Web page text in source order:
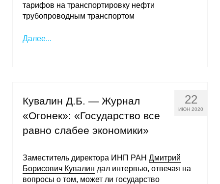
тарифов на транспортировку нефти
трубопроводным транспортом
Далее...
22
ИЮН 2020
Кувалин Д.Б. — Журнал
«Огонек»: «Государство все
равно слабее экономики»
Заместитель директора ИНП РАН Дмитрий
Борисович Кувалин дал интервью, отвечая на
вопросы о том, может ли государство